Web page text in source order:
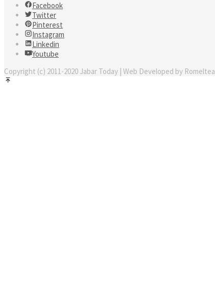
Facebook
Twitter
Pinterest
Instagram
Linkedin
Youtube
Copyright (c) 2011-2020 Jabar Today | Web Developed by Romeltea